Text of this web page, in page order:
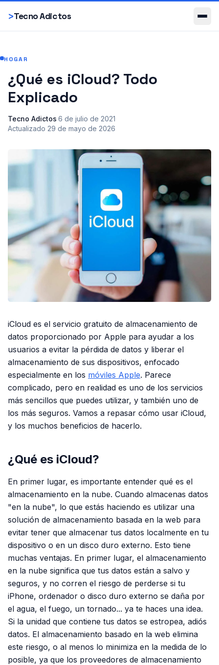
>Tecno Adictos
Smartphones
HOGAR
¿Qué es iCloud? Todo
Explicado
Tecno Adictos·6 de julio de 2021·
Actualizado 29 de mayo de 2026
iCloud es el servicio gratuito de almacenamiento de
datos proporcionado por Apple para ayudar a los
usuarios a evitar la pérdida de datos y liberar el
almacenamiento de sus dispositivos, enfocado
especialmente en los móviles Apple. Parece
complicado, pero en realidad es uno de los servicios
más sencillos que puedes utilizar, y también uno de
los más seguros. Vamos a repasar cómo usar iCloud,
y los muchos beneficios de hacerlo.
¿Qué es iCloud?
En primer lugar, es importante entender qué es el
almacenamiento en la nube. Cuando almacenas datos
"en la nube", lo que estás haciendo es utilizar una
solución de almacenamiento basada en la web para
evitar tener que almacenar tus datos localmente en tu
dispositivo o en un disco duro externo. Esto tiene
muchas ventajas. En primer lugar, el almacenamiento
en la nube significa que tus datos están a salvo y
seguros, y no corren el riesgo de perderse si tu
iPhone, ordenador o disco duro externo se daña por
el agua, el fuego, un tornado... ya te haces una idea.
Si la unidad que contiene tus datos se estropea, adiós
datos. El almacenamiento basado en la web elimina
este riesgo, o al menos lo minimiza en la medida de lo
posible, ya que los proveedores de almacenamiento